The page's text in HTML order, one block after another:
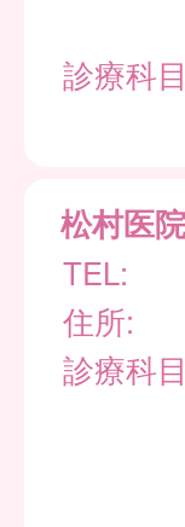
診療科
松村医院
TEL:
住所:
診療科